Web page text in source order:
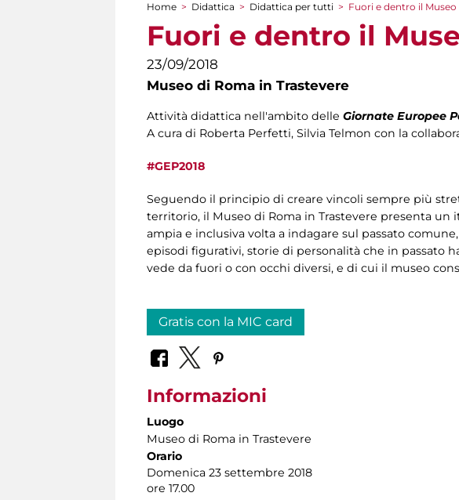
Tu sei qui
Home > Didattica > Didattica per tutti > Fuori e dentro il Museo
Fuori e dentro il
23/09/2018
Museo di Roma in Trastevere
Attività didattica nell'ambito delle Giornate Europee
A cura di Roberta Perfetti, Silvia Telmon con la
#GEP2018
Seguendo il principio di creare vincoli sempre più
territorio, il Museo di Roma in Trastevere presenta
ampia e inclusiva volta a indagare sul passato
episodi figurativi, storie di personalità che in passato
vede da fuori o con occhi diversi, e di cui il museo
Gratis con la MIC card
Informazioni
Luogo
Museo di Roma in Trastevere
Orario
Domenica 23 settembre 2018
ore 17.00